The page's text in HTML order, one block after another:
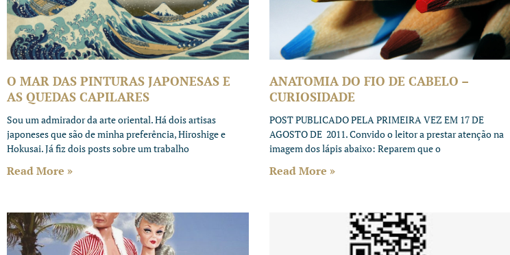
O MAR DAS PINTURAS JAPONESAS E
AS QUEDAS CAPILARES
Sou um admirador da arte oriental. Há dois artisas
japoneses que são de minha preferência, Hiroshige e
Hokusai. Já fiz dois posts sobre um trabalho
Read More »
ANATOMIA DO FIO DE CABELO –
CURIOSIDADE
POST PUBLICADO PELA PRIMEIRA VEZ EM 17 DE
AGOSTO DE 2011. Convido o leitor a prestar atenção na
imagem dos lápis abaixo: Reparem que o
Read More »